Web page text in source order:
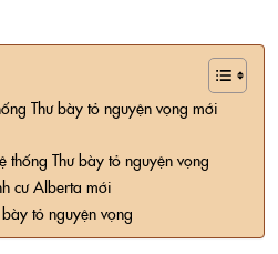
Thư bày tỏ nguyện vọng mới
thống Thư bày tỏ nguyện vọng
cư Alberta mới
tỏ nguyện vọng